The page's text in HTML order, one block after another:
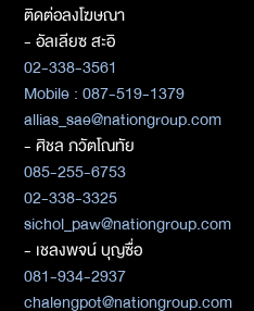
ติดต่อลงโฆษณา
- อัลเลียซ สะอิ
02-338-3561
Mobile : 087-519-1379
allias_sae@nationgroup.com
- ศิชล ภวัตโณทัย
085-255-6753
02-338-3325
sichol_paw@nationgroup.com
- เชลงพจน์ บุญซื่อ
081-934-2937
chalengpot@nationgroup.com